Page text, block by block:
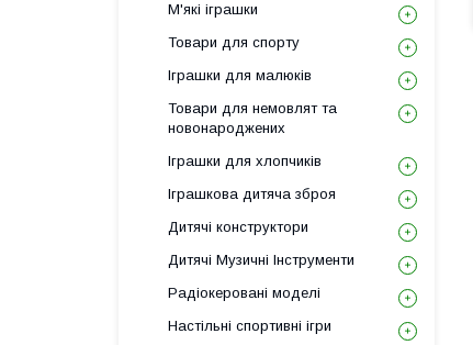
М'які іграшки
Товари для спорту
Іграшки для малюків
Товари для немовлят та
новонароджених
Іграшки для хлопчиків
Іграшкова дитяча зброя
Дитячі конструктори
Дитячі Музичні Інструменти
Радіокеровані моделі
Настільні спортивні ігри